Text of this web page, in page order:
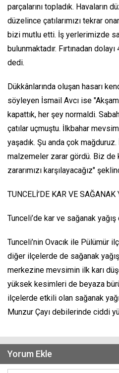
parçalarını topladık. Havaların
düzelince çatılarımızı tekrar
bizi mutlu etti. İş yerlerimizde
bulunmaktadır. Fırtınadan
dedi.
Dükkânlarında oluşan hasarı
söyleyen İsmail Avcı ise
kapattık, her şey normaldi.
çatılar uçmuştu. İlkbahar
yaşadık. Şu anda çok
malzemeler zarar gördü. Biz de
zararımızı karşılayacağız"
TUNCELİ’DE KAR VE
Tunceli’de kar ve sağanak
Tunceli’nin Ovacık ile Pülümür
diğer ilçelerde de sağanak
merkezine mevsimin ilk karı
yüksek kesimleri de beyaza
ilçelerde etkili olan sağanak
Munzur Çayı debilerinde ciddi
Yorum Ekle